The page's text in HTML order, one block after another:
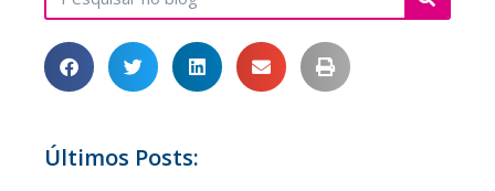
Últimos Posts: